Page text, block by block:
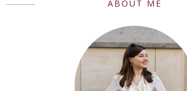
ABOUT ME